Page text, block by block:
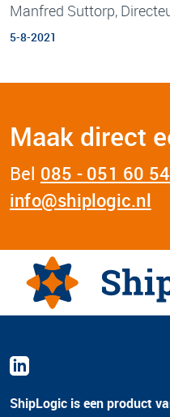
Manfred Suttorp,
5-8-2021
Maak direct
Bel 085 - 051 60 54
info@shiplogic.nl
ShipLogic is een product